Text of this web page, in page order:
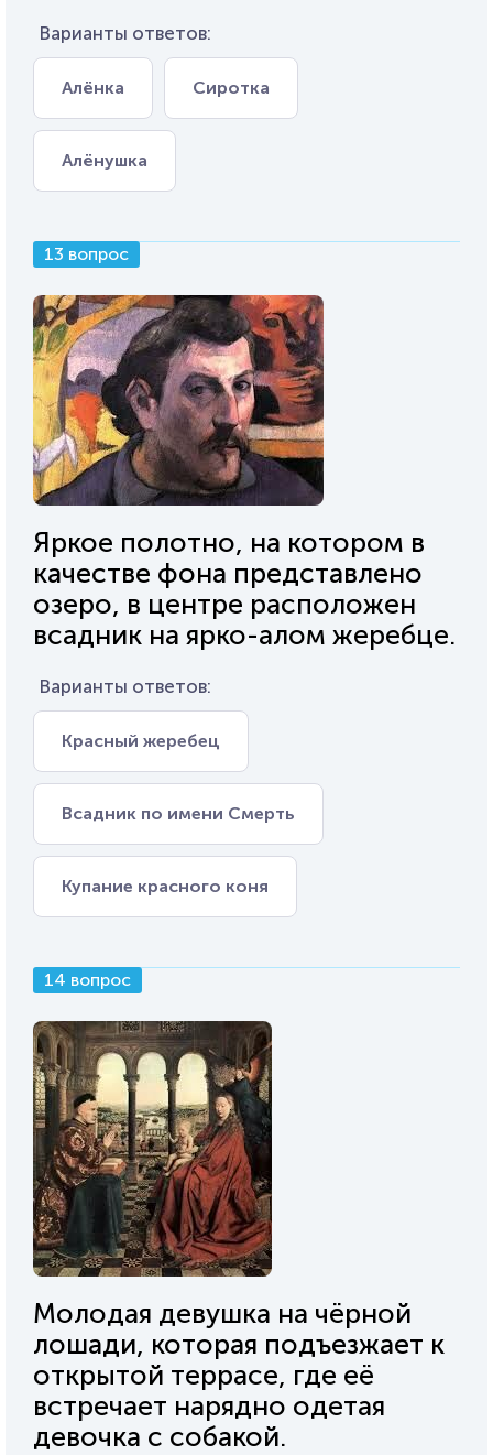
Варианты ответов:
Алёнка Сиротка
Алёнушка
13 вопрос
Яркое полотно, на котором в
качестве фона представлено
озеро, в центре расположен
всадник на ярко-алом жеребце.
Варианты ответов:
Красный жеребец
Всадник по имени Смерть
Купание красного коня
14 вопрос
Молодая девушка на чёрной
лошади, которая подъезжает к
открытой террасе, где её
встречает нарядно одетая
девочка с собакой.